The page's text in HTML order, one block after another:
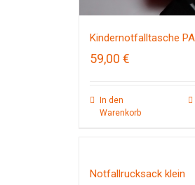
Kindernotfalltasche
59,00 €
In den
Warenkorb
Notfallrucksack klein